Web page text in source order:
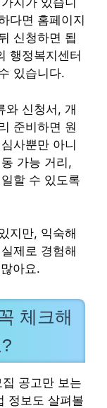
다면 홈페이지
신청하면 됩
행정복지센터
있습니다.
와 신청서, 개
준비하면 원
사뿐만 아니
가능 거리,
할 수 있도록
지만, 익숙해
제로 경험해
아요.
체크해
공고만 보는
정보도 살펴볼